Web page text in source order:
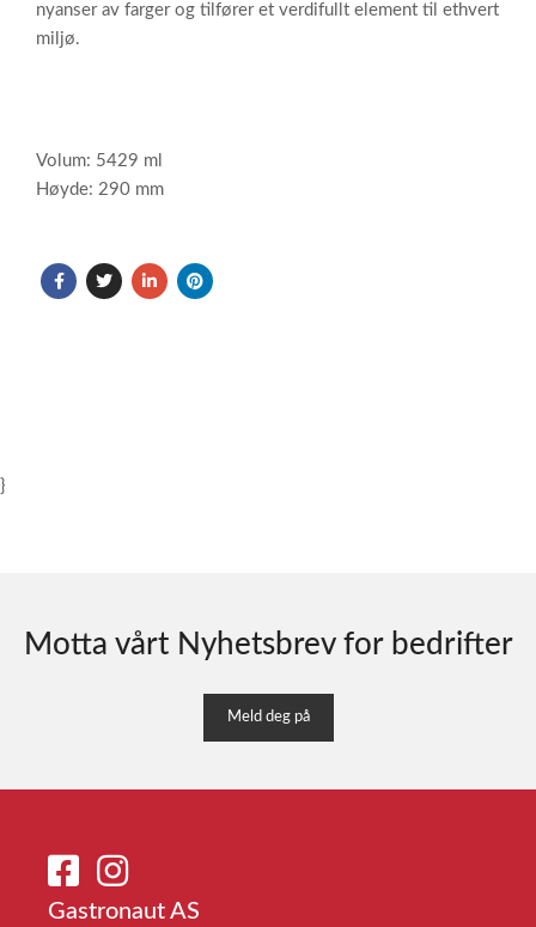
nyanser av farger og tilfører et verdifullt element til ethvert
miljø.
Volum: 5429 ml
Høyde: 290 mm
}
Motta vårt Nyhetsbrev for bedrifter
Meld deg på
Gastronaut AS